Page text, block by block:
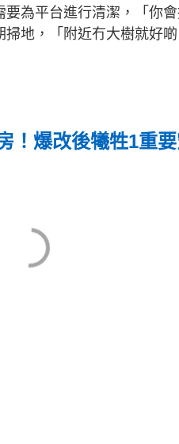
為平台進行清潔，「你
地，「附近冇大樹就好
！爆改後犧牲1重